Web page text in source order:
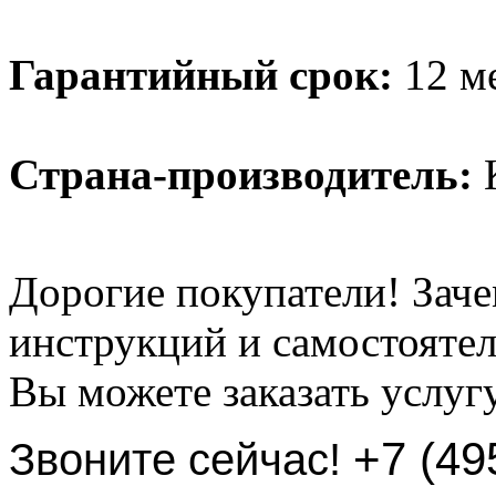
Гарантийный срок: 12
Страна-производитель:
Дорогие покупатели!
инструкций и
Вы можете заказать
Звоните сейчас! +7